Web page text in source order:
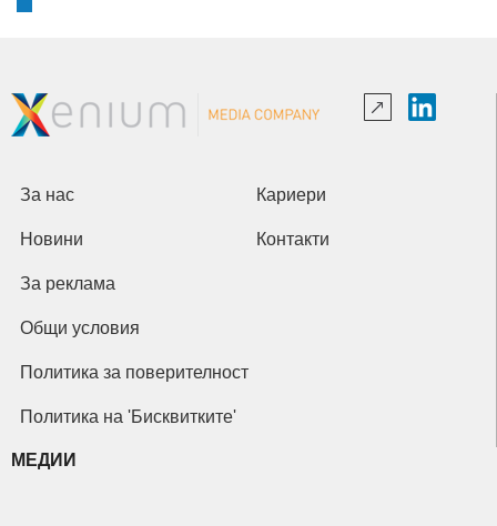
За нас Кариери
Новини Контакти
За реклама
Общи условия
Политика за поверителност
Политика на 'Бисквитките'
МЕДИИ